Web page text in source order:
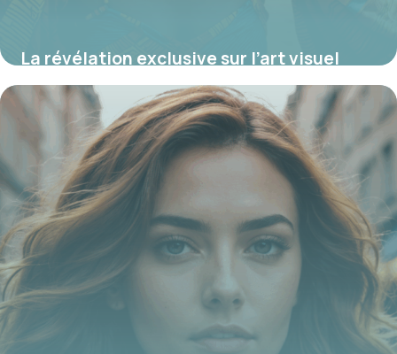
La révélation exclusive sur l’art visuel
africain en cycle 2 : formes, héritages et
techniques inédites à découvrir
absolument
21 juillet 2025